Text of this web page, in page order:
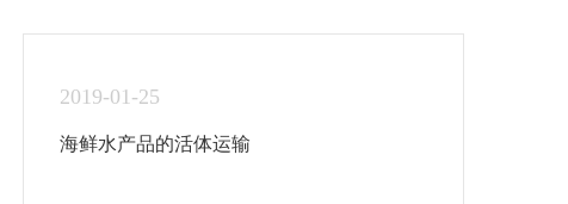
2019-01-25
海鲜水产品的活体运输